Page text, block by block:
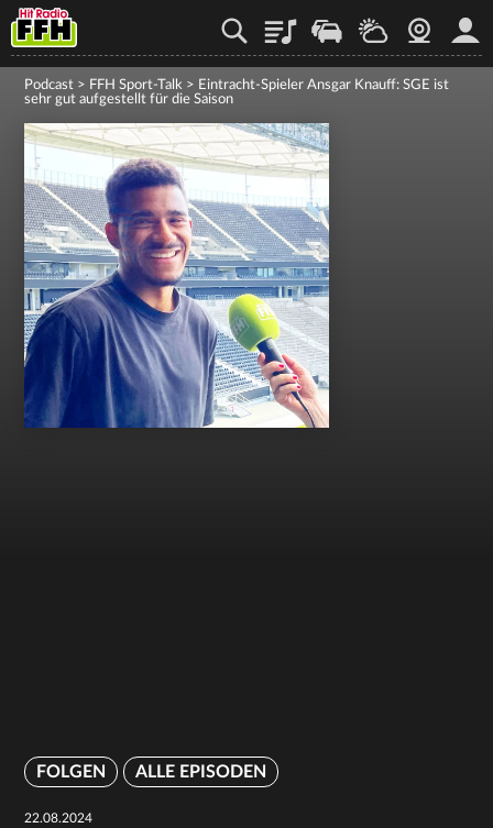
PlaylistStaupilotWetterWebcam
Podcast > FFH Sport-Talk > Eintracht-Spieler Ansgar Knauff: SGE ist
sehr gut aufgestellt für die Saison
FOLGEN ALLE EPISODEN
22.08.2024